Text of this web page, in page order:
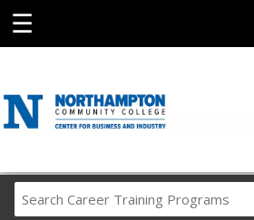
☰
Career